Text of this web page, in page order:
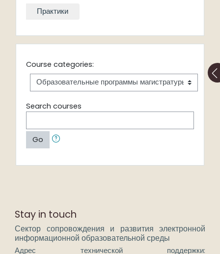
Практики
Course categories:
Search courses
Go
Stay in touch
Сектор сопровождения и развития электронной
информационной образовательной среды
Адрес технической поддержки: